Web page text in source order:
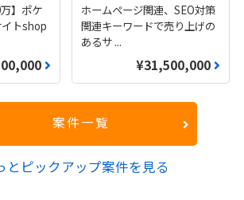
】ポケ
トshop
ホームページ関連、SEO対策
関連キーワードで売り上げの
あるサ ...
¥31,500,000
案件一覧
とピックアップ案件を見る